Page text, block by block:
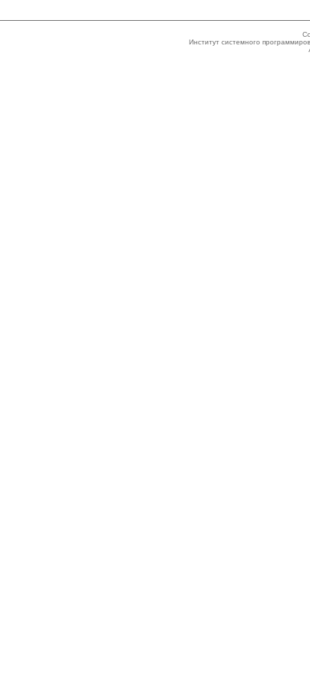
Институт системного